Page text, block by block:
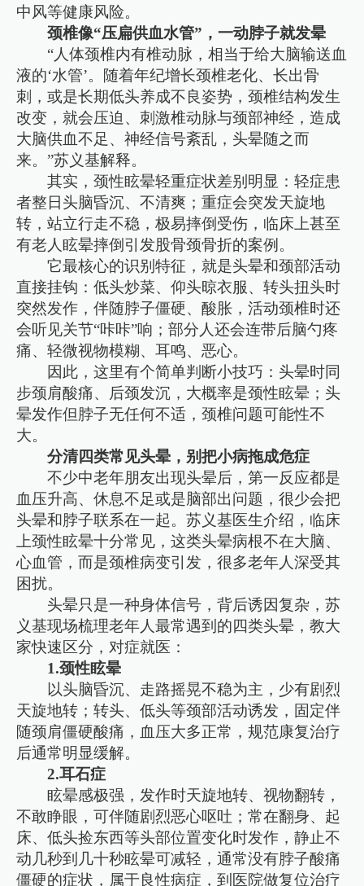
中风等健康风险。
颈椎像“压扁供血水管”，一动脖子就发晕
“人体颈椎内有椎动脉，相当于给大脑输送血
液的‘水管’。随着年纪增长颈椎老化、长出骨
刺，或是长期低头养成不良姿势，颈椎结构发生
改变，就会压迫、刺激椎动脉与颈部神经，造成
大脑供血不足、神经信号紊乱，头晕随之而
来。”苏义基解释。
其实，颈性眩晕轻重症状差别明显：轻症患
者整日头脑昏沉、不清爽；重症会突发天旋地
转，站立行走不稳，极易摔倒受伤，临床上甚至
有老人眩晕摔倒引发股骨颈骨折的案例。
它最核心的识别特征，就是头晕和颈部活动
直接挂钩：低头炒菜、仰头晾衣服、转头扭头时
突然发作，伴随脖子僵硬、酸胀，活动颈椎时还
会听见关节“咔咔”响；部分人还会连带后脑勺疼
痛、轻微视物模糊、耳鸣、恶心。
因此，这里有个简单判断小技巧：头晕时同
步颈肩酸痛、后颈发沉，大概率是颈性眩晕；头
晕发作但脖子无任何不适，颈椎问题可能性不
大。
分清四类常见头晕，别把小病拖成危症
不少中老年朋友出现头晕后，第一反应都是
血压升高、休息不足或是脑部出问题，很少会把
头晕和脖子联系在一起。苏义基医生介绍，临床
上颈性眩晕十分常见，这类头晕病根不在大脑、
心血管，而是颈椎病变引发，很多老年人深受其
困扰。
头晕只是一种身体信号，背后诱因复杂，苏
义基现场梳理老年人最常遇到的四类头晕，教大
家快速区分，对症就医：
1.颈性眩晕
以头脑昏沉、走路摇晃不稳为主，少有剧烈
天旋地转；转头、低头等颈部活动诱发，固定伴
随颈肩僵硬酸痛，血压大多正常，规范康复治疗
后通常明显缓解。
2.耳石症
眩晕感极强，发作时天旋地转、视物翻转，
不敢睁眼，可伴随剧烈恶心呕吐；常在翻身、起
床、低头捡东西等头部位置变化时发作，静止不
动几秒到几十秒眩晕可减轻，通常没有脖子酸痛
僵硬的症状，属于良性病症，到医院做复位治疗